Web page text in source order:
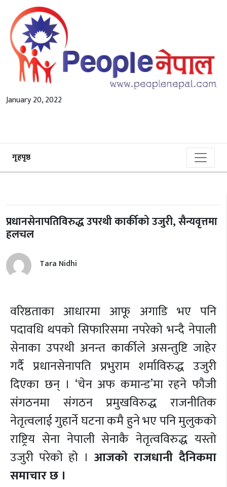
January 20, 2022
गृहपृष्ठ
प्रधानसेनापतिविरुद्ध उपरथी कार्कीको उजुरी, सैन्यवृत्तमा
हलचल
Tara Nidhi
वरिष्ठताका आधारमा आफू अगाडि भए पनि
पदावधि थपको सिफारिसमा नपरेको भन्दै नेपाली
सेनाका उपरथी अनन्त कार्कीले असन्तुष्टि जाहेर
गर्दै प्रधानसेनापति प्रभुराम शर्माविरुद्ध उजुरी
दिएका छन् । ‘चेन अफ कमान्ड’मा रहने फौजी
संगठनमा संगठन प्रमुखविरुद्ध राजनीतिक
नेतृत्वलाई गुहार्ने घटना कमै हुने भए पनि मुलुकको
राष्ट्रिय सेना नेपाली सेनाकै नेतृत्वविरुद्ध यस्तो
उजुरी परेको हो । आजको राजधानी दैनिकमा
समाचार छ ।